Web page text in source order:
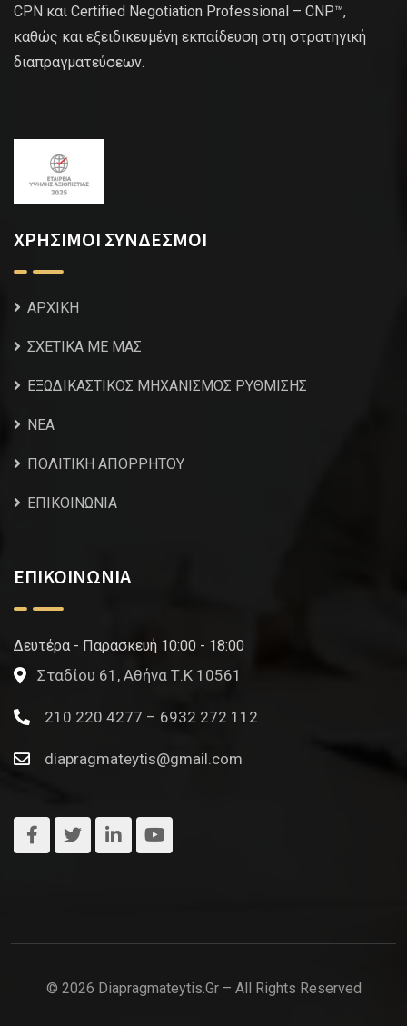
CPN και Certified Negotiation Professional – CNP™,
καθώς και εξειδικευμένη εκπαίδευση στη στρατηγική
διαπραγματεύσεων.
ΧΡΗΣΙΜΟΙ ΣΥΝΔΕΣΜΟΙ
ΑΡΧΙΚΗ
ΣΧΕΤΙΚΑ ΜΕ ΜΑΣ
ΕΞΩΔΙΚΑΣΤΙΚΟΣ ΜΗΧΑΝΙΣΜΟΣ ΡΥΘΜΙΣΗΣ
NEA
ΠΟΛΙΤΙΚΗ ΑΠΟΡΡΗΤΟΥ
ΕΠΙΚΟΙΝΩΝΙΑ
ΕΠΙΚΟΙΝΩΝΙΑ
Δευτέρα - Παρασκευή 10:00 - 18:00
Σταδίου 61, Αθήνα Τ.Κ 10561
210 220 4277 – 6932 272 112
diapragmateytis@gmail.com
© 2026 Diapragmateytis.gr – All Rights Reserved